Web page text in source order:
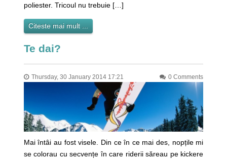
poliester. Tricoul nu trebuie […]
Citeste mai mult ...
Te dai?
Thursday, 30 January 2014 17:21 0 Comments
Mai întâi au fost visele. Din ce în ce mai des, nopțile mi
se colorau cu secvențe în care riderii săreau pe kickere